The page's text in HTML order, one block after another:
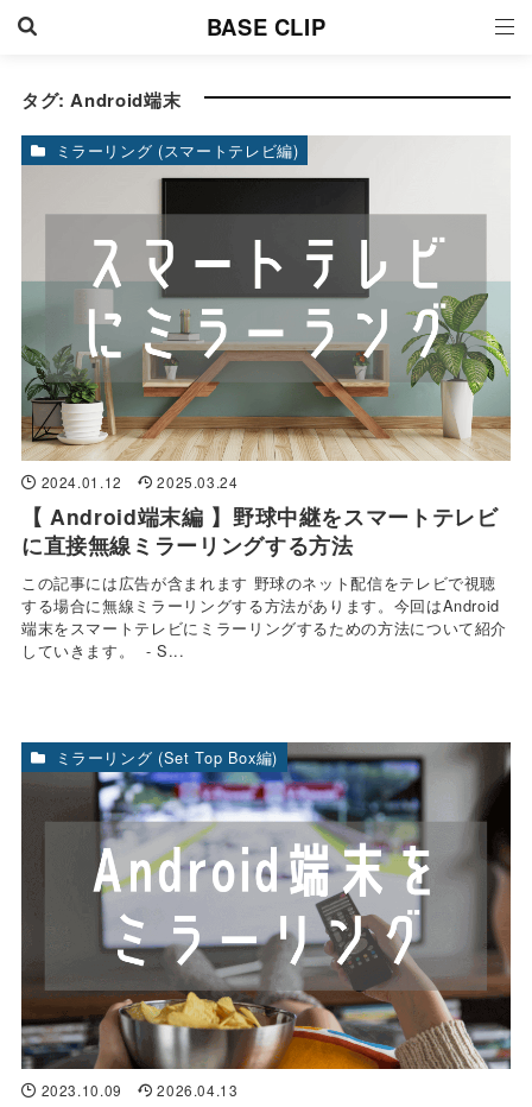
BASE CLIP
タグ:Android端末
2024.01.12 2025.03.24
【 Android端末編 】野球中継をスマートテレビ
に直接無線ミラーリングする方法
この記事には広告が含まれます 野球のネット配信をテレビで視聴
する場合に無線ミラーリングする方法があります。今回はAndroid
端末をスマートテレビにミラーリングするための方法について紹介
していきます。 - S...
ミラーリング (スマートテレビ編)
2023.10.09 2026.04.13
ミラーリング (Set Top Box編)